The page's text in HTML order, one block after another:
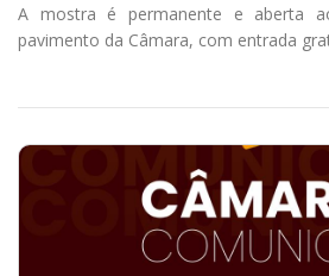
A mostra é permanente e aberta
pavimento da Câmara, com entrada